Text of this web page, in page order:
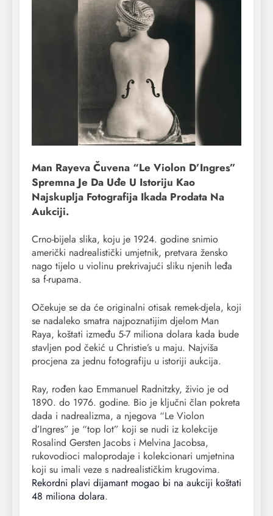
Man Rayeva Čuvena “Le Violon D’Ingres”
Spremna Je Da Uđe U Istoriju Kao
Najskuplja Fotografija Ikada Prodata Na
Aukciji.
Crno-bijela slika, koju je 1924. godine snimio
američki nadrealistički umjetnik, pretvara žensko
nago tijelo u violinu prekrivajući sliku njenih leđa
sa f-rupama.
Očekuje se da će originalni otisak remek-djela, koji
se nadaleko smatra najpoznatijim djelom Man
Raya, koštati između 5-7 miliona dolara kada bude
stavljen pod čekić u Christie’s u maju. Najviša
procjena za jednu fotografiju u istoriji aukcija.
Ray, rođen kao Emmanuel Radnitzky, živio je od
1890. do 1976. godine. Bio je ključni član pokreta
dada i nadrealizma, a njegova “Le Violon
d’Ingres” je “top lot” koji se nudi iz kolekcije
Rosalind Gersten Jacobs i Melvina Jacobsa,
rukovodioci maloprodaje i kolekcionari umjetnina
koji su imali veze s nadrealističkim krugovima.
Rekordni plavi dijamant mogao bi na aukciji koštati
48 miliona dolara.